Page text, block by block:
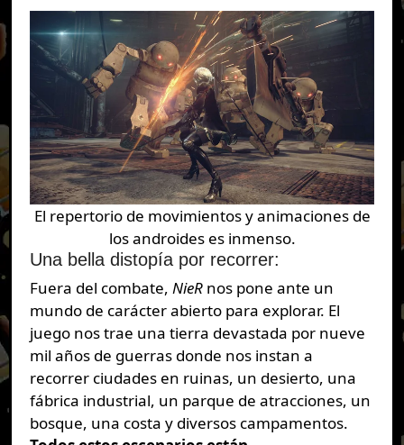
El repertorio de movimientos y animaciones de
los androides es inmenso.
Una bella distopía por recorrer:
Fuera del combate, NieRnos pone ante un
mundo de carácter abierto para explorar. El
juego nos trae una tierra devastada por nueve
mil años de guerras donde nos instan a
recorrer ciudades en ruinas, un desierto, una
fábrica industrial, un parque de atracciones, un
bosque, una costa y diversos campamentos.